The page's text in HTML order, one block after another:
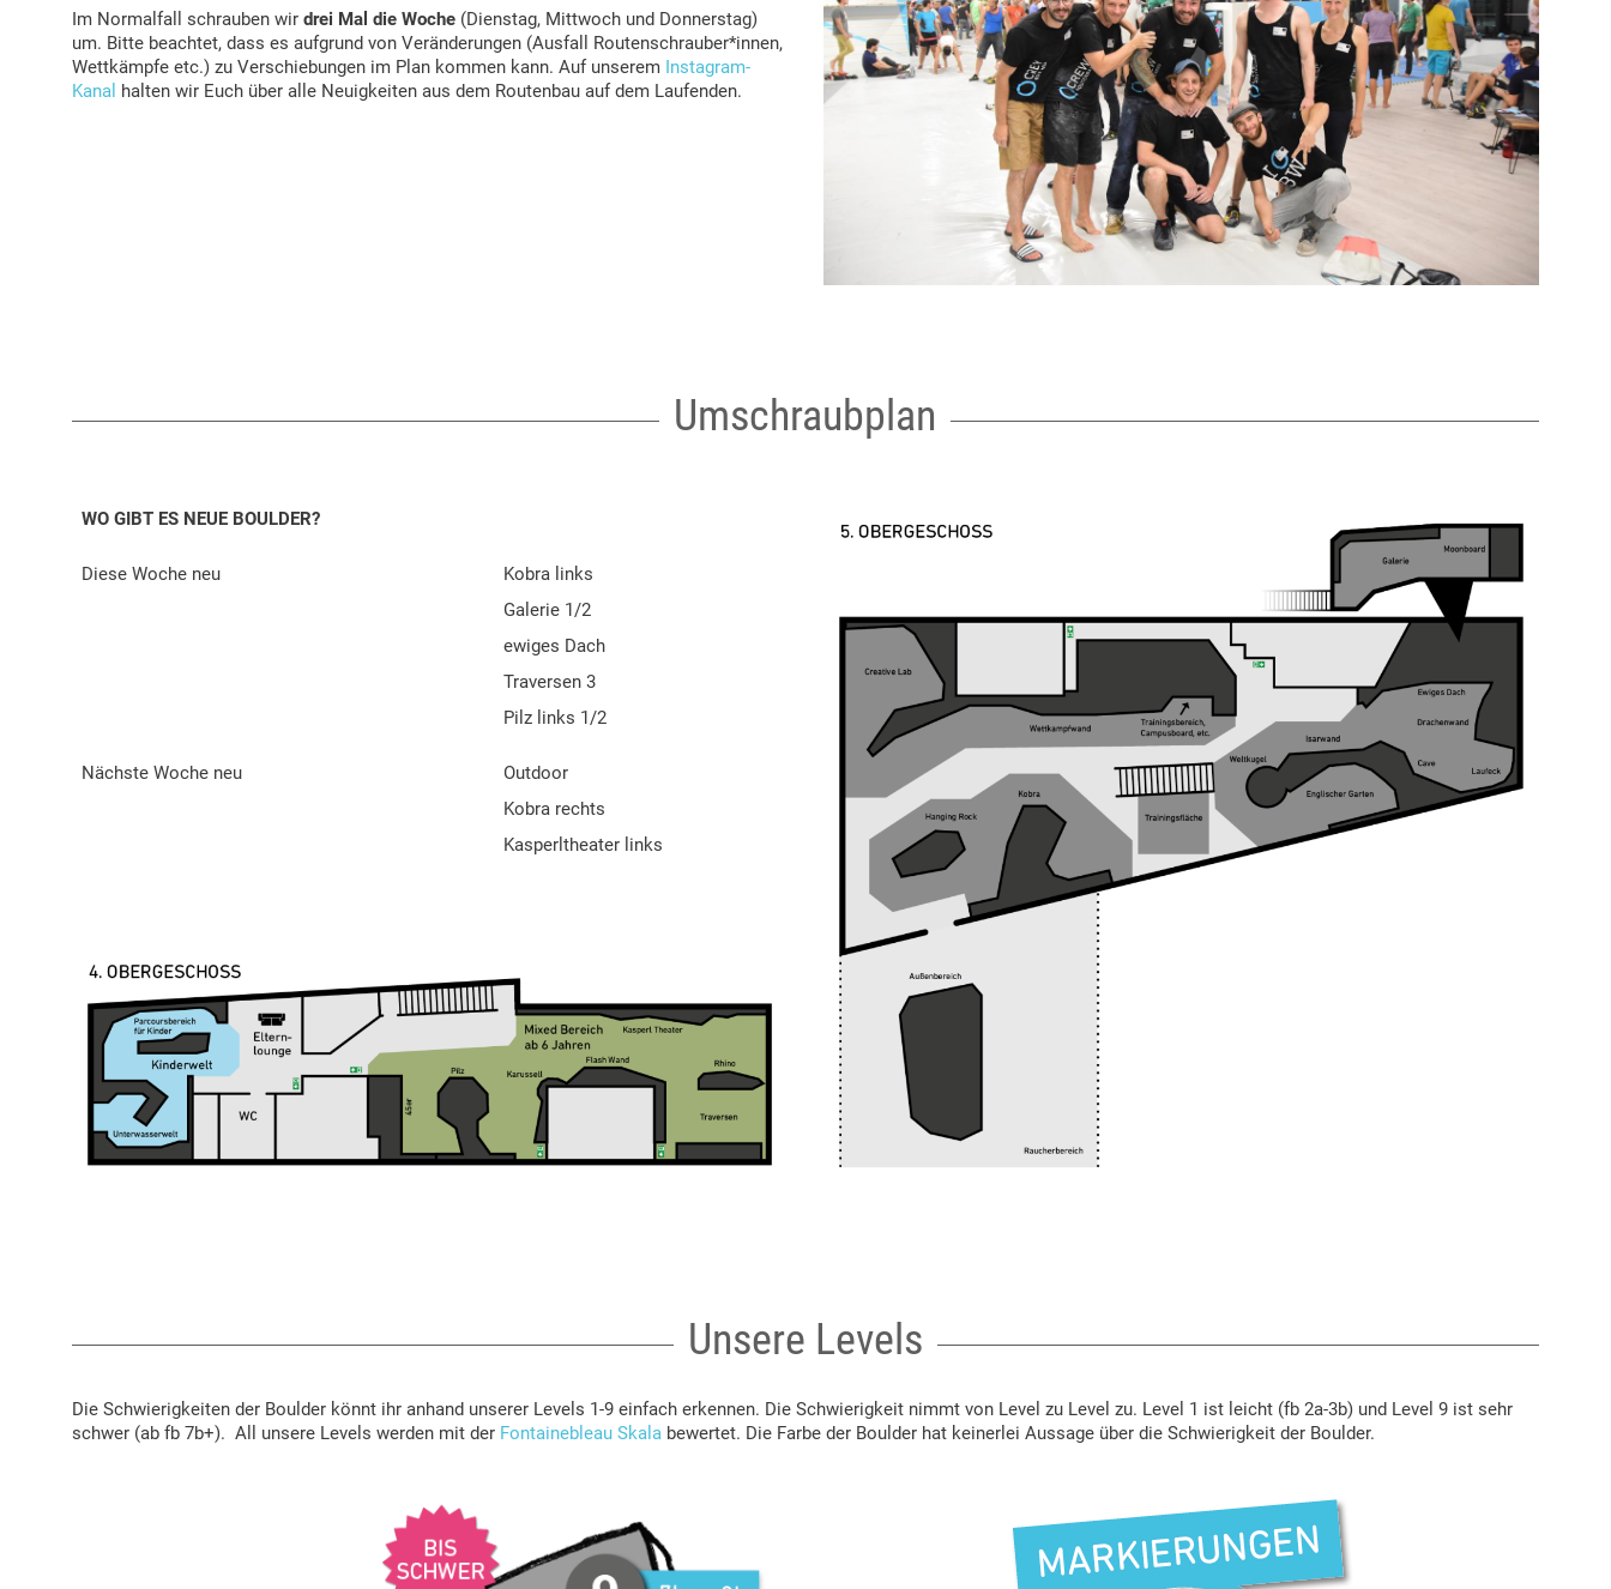
Im Normalfall schrauben wir drei Mal die Woche (Dienstag, Mittwoch und Donnerstag)
um. Bitte beachtet, dass es aufgrund von Veränderungen (Ausfall Routenschrauber*innen,
Wettkämpfe etc.) zu Verschiebungen im Plan kommen kann. Auf unserem Instagram-
Kanal halten wir Euch über alle Neuigkeiten aus dem Routenbau auf dem Laufenden.
Umschraubplan
WO GIBT ES NEUE BOULDER?
Diese Woche neu
Kobra links
Galerie 1/2
ewiges Dach
Traversen 3
Pilz links 1/2
Nächste Woche neu
Outdoor
Kobra rechts
Kasperltheater links
Unsere Levels
Die Schwierigkeiten der Boulder könnt ihr anhand unserer Levels 1-9 einfach erkennen. Die Schwierigkeit nimmt von Level zu Level zu. Level 1 ist leicht (fb 2a-3b) und Level 9 ist sehr
schwer (ab fb 7b+). All unsere Levels werden mit der Fontainebleau Skala bewertet. Die Farbe der Boulder hat keinerlei Aussage über die Schwierigkeit der Boulder.